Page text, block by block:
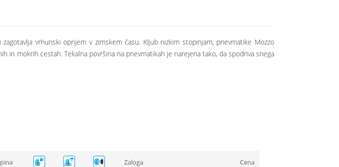
vrhunski oprijem v zimskem času. Kljub nizkim stopinjam, pnevmatike Mozzo
in mokrih cestah. Tekalna površina na pnevmatikah je narejena tako, da spodriva snega
Zaloga Cena